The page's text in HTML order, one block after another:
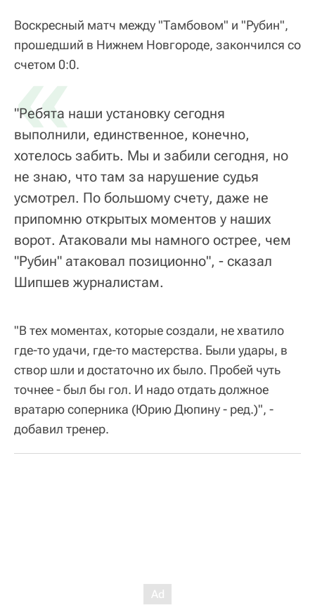
Воскресный матч между "Тамбовом" и "Рубин",
прошедший в Нижнем Новгороде, закончился со
счетом 0:0.
«
"Ребята наши установку сегодня
выполнили, единственное, конечно,
хотелось забить. Мы и забили сегодня, но
не знаю, что там за нарушение судья
усмотрел. По большому счету, даже не
припомню открытых моментов у наших
ворот. Атаковали мы намного острее, чем
"Рубин" атаковал позиционно", - сказал
Шипшев журналистам.
"В тех моментах, которые создали, не хватило
где-то удачи, где-то мастерства. Были удары, в
створ шли и достаточно их было. Пробей чуть
точнее - был бы гол. И надо отдать должное
вратарю соперника (Юрию Дюпину - ред.)", -
добавил тренер.